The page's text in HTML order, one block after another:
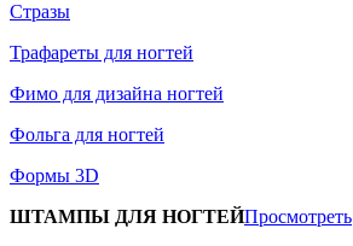
Стразы
Трафареты для ногтей
Фимо для дизайна ногтей
Фольга для ногтей
Формы 3D
ШТАМПЫ ДЛЯ НОГТЕЙПросмотреть